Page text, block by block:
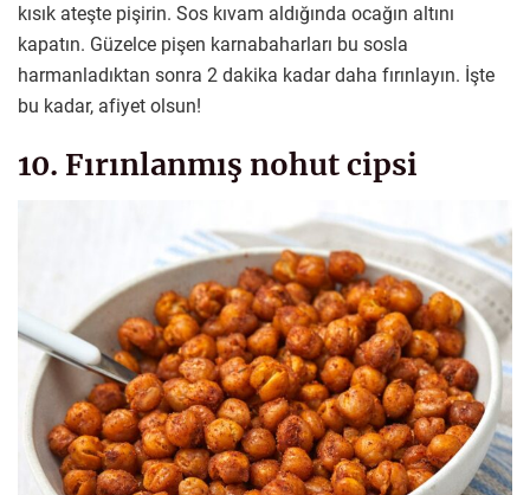
kısık ateşte pişirin. Sos kıvam aldığında ocağın altını
kapatın. Güzelce pişen karnabaharları bu sosla
harmanladıktan sonra 2 dakika kadar daha fırınlayın. İşte
bu kadar, afiyet olsun!
10. Fırınlanmış nohut cipsi